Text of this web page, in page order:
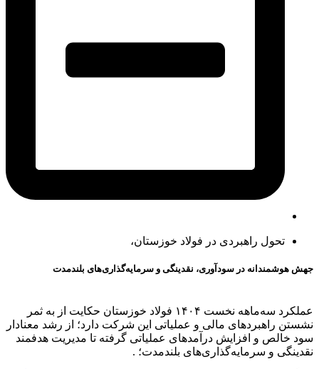
‌تحول راهبردی در فولاد خوزستان،
جهش هوشمندانه در سودآوری، نقدینگی و سرمایه‌گذاری‌های بلندمدت
عملکرد سه‌ماهه نخست ۱۴۰۴ فولاد خوزستان حکایت از به‌ ثمر‌
نشستن راهبردهای مالی و عملیاتی این شرکت دارد؛ از رشد معنادار
سود خالص و افزایش درآمدهای عملیاتی گرفته تا مدیریت هدفمند
نقدینگی و سرمایه‌گذاری‌های بلندمدت؛ .